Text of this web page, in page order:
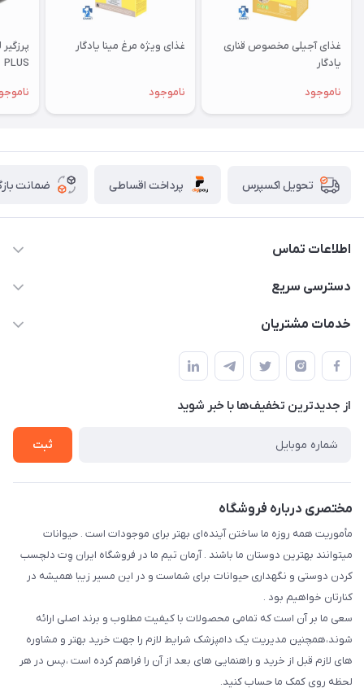
غذای آجیلی مخصوص قناری
یادگار
ناموجود
غذای ویژه مرغ مینا یادگار
ناموجود
PLUS
تحویل اکسپرس پرداخت اقساطی ضمانت
اطلاعات تماس
07154503736-09120986090
دسترسی سریع
حساب کاربری
درباره ما
تماس با ما
خدمات مشتریان
قوانین و مقررات
حفظ حریم شخصی
سوالات متداول
شرایط ارسال رایگان
از جدید‌ترین تخفیف‌ها با‌ خبر شوید
ثبت
مختصری درباره فروشگاه
مأموریت همه روزه ما ساختن آینده‌ای بهتر برای موجودات است . حیوانات
میتوانند بهترین دوستان ما باشند . آرمان تیم ما در فروشگاه ایران وِت دلچسب
کردن دوستی و نگهداری حیوانات برای شماست و در این مسیر زیبا همیشه در
کنارتان خواهیم بود .
سعی ما بر آن است که تمامی محصولات با کیفیت مطلوب و برند اصلی ارائه
شوند،همچنین مدیریت یک دامپزشک شرایط لازم را جهت خرید بهتر و مشاوره
های لازم قبل از خرید و راهنمایی های بعد از آن را فراهم کرده است ،پس در هر
لحظه روی کمک ما حساب کنید.